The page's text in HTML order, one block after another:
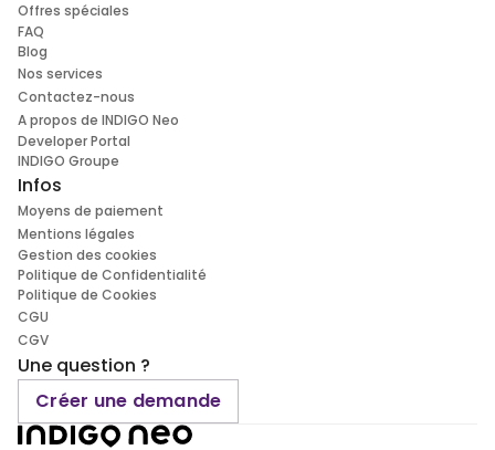
Offres spéciales
FAQ
Blog
Nos services
Contactez-nous
A propos de INDIGO Neo
Developer Portal
INDIGO Groupe
Infos
Moyens de paiement
Mentions légales
Gestion des cookies
Politique de Confidentialité
Politique de Cookies
CGU
CGV
Une question ?
Créer une demande